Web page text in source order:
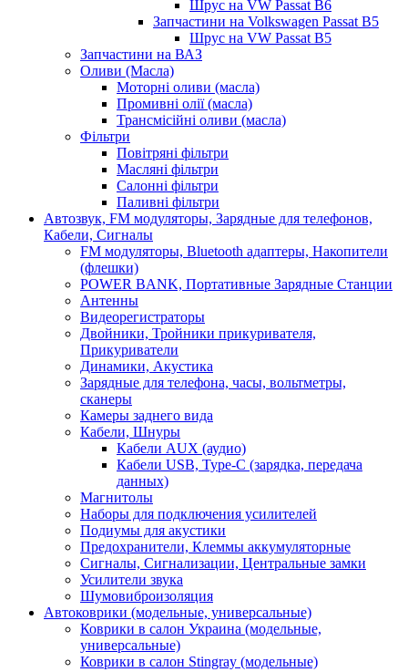
Шрус на VW Passat B6
Запчастини на Volkswagen Passat B5
Шрус на VW Passat B5
Запчастини на ВАЗ
Оливи (Масла)
Моторні оливи (масла)
Промивні олії (масла)
Трансмісійні оливи (масла)
Фільтри
Повітряні фільтри
Масляні фільтри
Салонні фільтри
Паливні фільтри
Автозвук, FM модуляторы, Зарядные для телефонов,
Кабели, Сигналы
FM модуляторы, Bluetooth адаптеры, Накопители
(флешки)
POWER BANK, Портативные Зарядные Станции
Антенны
Видеорегистраторы
Двойники, Тройники прикуривателя,
Прикуриватели
Динамики, Акустика
Зарядные для телефона, часы, вольтметры,
сканеры
Камеры заднего вида
Кабели, Шнуры
Кабели AUX (аудио)
Кабели USB, Type-C (зарядка, передача
данных)
Магнитолы
Наборы для подключения усилителей
Подиумы для акустики
Предохранители, Клеммы аккумуляторные
Сигналы, Сигнализации, Центральные замки
Усилители звука
Шумовиброизоляция
Автоковрики (модельные, универсальные)
Коврики в салон Украина (модельные,
универсальные)
Коврики в салон Stingray (модельные)